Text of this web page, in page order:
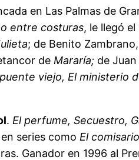
en Las Palmas de
entre costuras, le llegó
; de Benito Zambrano,
de Mararía; de
viejo, El ministerio
. El perfume, Secuestro,
series como El
Ganador en 1996 al